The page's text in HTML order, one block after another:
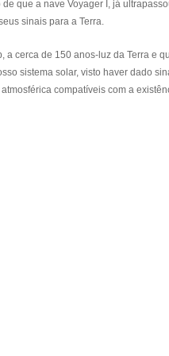
que a nave Voyager I, já
sinais para a Terra.
a cerca de 150 anos-luz da Terra e
sistema solar, visto haver dado
compatíveis com a